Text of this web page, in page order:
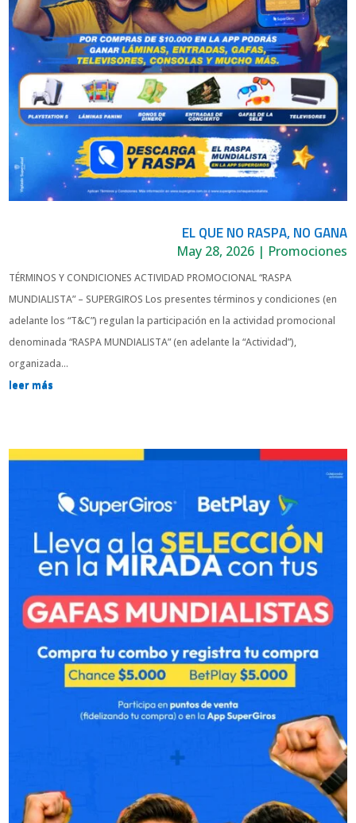
EL QUE NO RASPA, NO GANA
May 28, 2026| Promociones
TÉRMINOS Y CONDICIONES ACTIVIDAD PROMOCIONAL “RASPA
MUNDIALISTA” – SUPERGIROS Los presentes términos y condiciones (en
adelante los “T&C”) regulan la participación en la actividad promocional
denominada “RASPA MUNDIALISTA” (en adelante la “Actividad”),
organizada...
leer más